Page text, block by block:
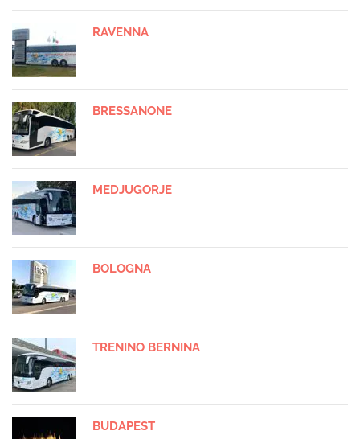
RAVENNA
BRESSANONE
MEDJUGORJE
BOLOGNA
TRENINO BERNINA
BUDAPEST